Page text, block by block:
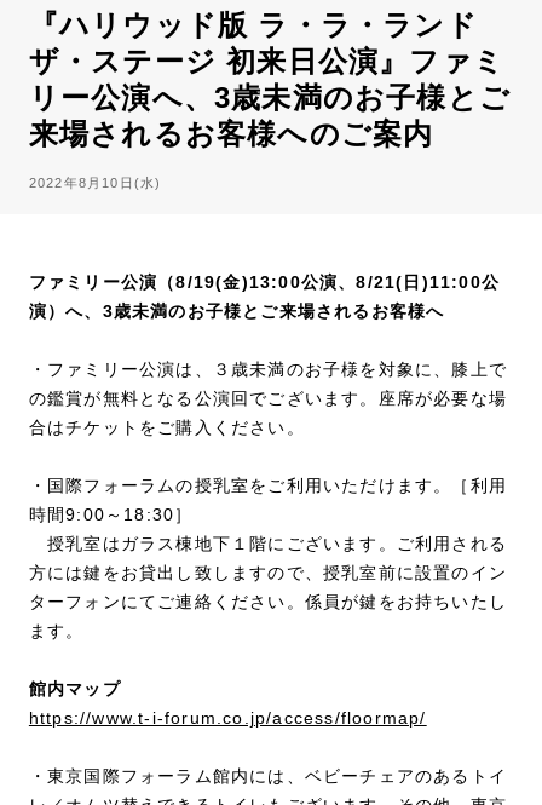
『ハリウッド版 ラ・ラ・ランド
ザ・ステージ 初来日公演』ファミ
リー公演へ、3歳未満のお子様とご
来場されるお客様へのご案内
2022年8月10日(水)
ファミリー公演（8/19(金)13:00公演、8/21(日)11:00公
演）へ、3歳未満のお子様とご来場されるお客様へ
・ファミリー公演は、３歳未満のお子様を対象に、膝上で
の鑑賞が無料となる公演回でございます。座席が必要な場
合はチケットをご購入ください。
・国際フォーラムの授乳室をご利用いただけます。［利用
時間9:00～18:30］
授乳室はガラス棟地下１階にございます。ご利用される
方には鍵をお貸出し致しますので、授乳室前に設置のイン
ターフォンにてご連絡ください。係員が鍵をお持ちいたし
ます。
館内マップ
https://www.t-i-forum.co.jp/access/floormap/
・東京国際フォーラム館内には、ベビーチェアのあるトイ